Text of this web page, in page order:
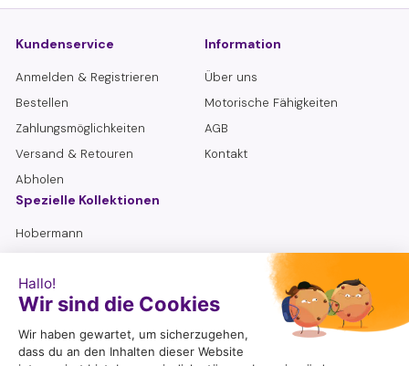
Kundenservice
Anmelden & Registrieren
Bestellen
Zahlungsmöglichkeiten
Versand & Retouren
Abholen
Information
Über uns
Motorische Fähigkeiten
AGB
Kontakt
Spezielle Kollektionen
Hobermann
Sensorische Flaschen
Senioren
Suchen